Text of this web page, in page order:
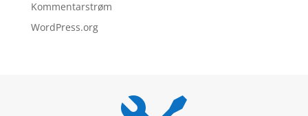
Kommentarstrøm
WordPress.org